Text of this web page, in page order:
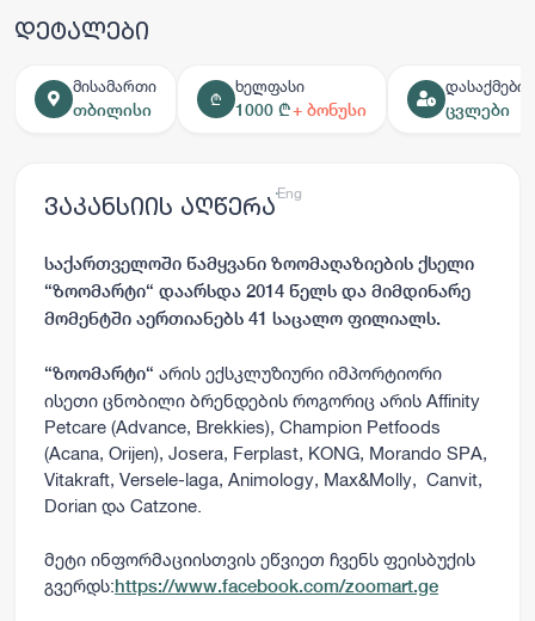
დეტალები
მისამართი
თბილისი
₾
ხელფასი
1000 ₾+ ბონუსი
ცვლები
ვაკანსიის აღწერაქარ
Eng
საქართველოში წამყვანი ზოომაღაზიების ქსელი
“ზოომარტი“ დაარსდა 2014 წელს და მიმდინარე
მომენტში აერთიანებს 41 საცალო ფილიალს.
“ზოომარტი“ არის ექსკლუზიური იმპორტიორი
ისეთი ცნობილი ბრენდების როგორიც არის Affinity
Petcare (Advance, Brekkies), Champion Petfoods
(Acana, Orijen), Josera, Ferplast, KONG, Morando SPA,
Vitakraft, Versele-laga, Animology, Max&Molly, Canvit,
Dorian და Catzone.
მეტი ინფორმაციისთვის ეწვიეთ ჩვენს ფეისბუქის
გვერდს:https://www.facebook.com/zoomart.ge